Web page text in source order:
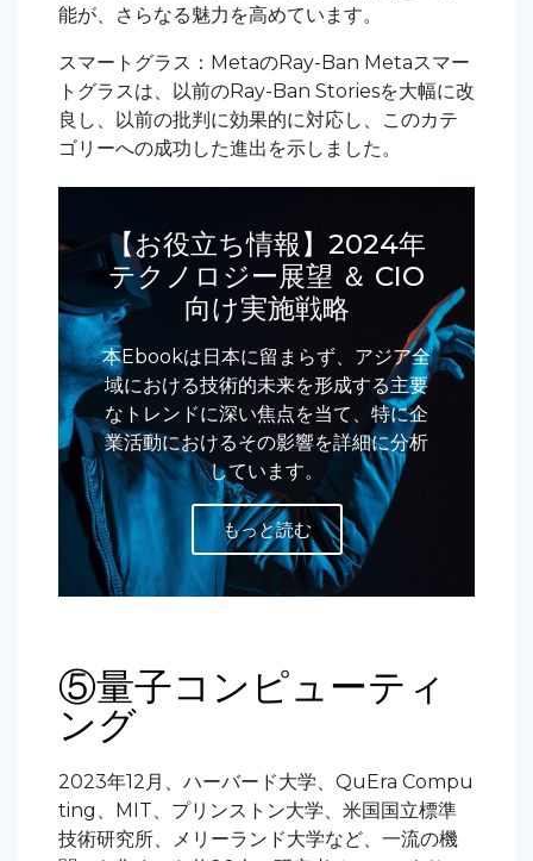
能が、さらなる魅力を高めています。
スマートグラス：MetaのRay-Ban Metaスマー
トグラスは、以前のRay-Ban Storiesを大幅に改
良し、以前の批判に効果的に対応し、このカテ
ゴリーへの成功した進出を示しました。
【お役立ち情報】2024年
テクノロジー展望 ＆ CIO
向け実施戦略
本Ebookは日本に留まらず、アジア全
域における技術的未来を形成する主要
なトレンドに深い焦点を当て、特に企
業活動におけるその影響を詳細に分析
しています。
もっと読む
⑤量子コンピューティ
ング
2023年12月、ハーバード大学、QuEra Compu
ting、MIT、プリンストン大学、米国国立標準
技術研究所、メリーランド大学など、一流の機